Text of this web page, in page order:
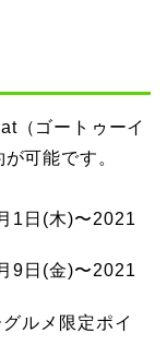
（ゴートゥーイ
可能です。
1日(木)〜2021
9日(金)〜2021
ルメ限定ポイ